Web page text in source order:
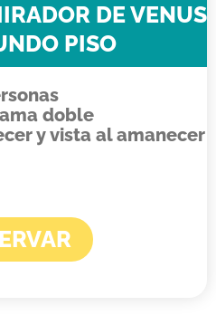
DE VENUS
PISO
doble
y vista al amanecer